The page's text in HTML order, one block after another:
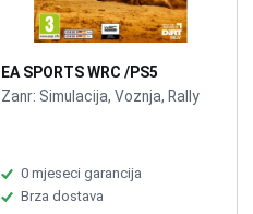
EA SPORTS WRC /PS5
Zanr: Simulacija, Voznja, Rally
0 mjeseci garancija
Brza dostava